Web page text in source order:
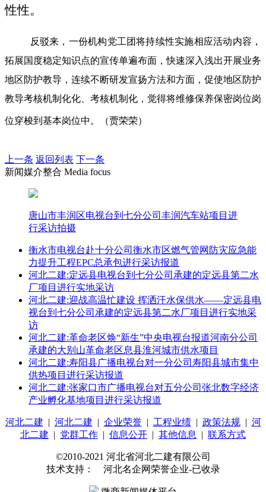
性性。
反驳来，一份机构党工团将持续性实施相应活动内容，
拓展国度稳定知识点的宣传单遍布面，快速深入浅出开展业务
地区防护教导，连续不断研发宣扬方法和方面，促使地区防护
教导考核机制化化、考核机制化，觉得将维修保养保密岗位岗
位穿梭到基本岗位中。（贾荣荣）
上一条 返回列表 下一条
新闻媒介整合 Media focus
唐山市丰润区电视台到七分公司丰润汽车站项目进
行采访拍摄
衡水市电视台赴十分公司衡水市区燃气管网防灾应急能
力提升工程EPC总承包进行采访报道
河北二建:定远县电视台到七分公司承建的定远县第二水
厂项目进行实地采访
河北二建:迎战高温忙建设 挥洒汗水保供水——定远县电
视台到七分公司承建的定远县第二水厂项目进行实地采
访
河北二建:革命老区焕“新生”中央电视台报道河南分公司
承建的大别山革命老区息县淮河城市供水项目
河北二建:寿阳县广播电视台对一分公司寿阳县城市集中
供热项目进行采访报道
河北二建:张家口市广播电视台对五分公司张北数字经济
产业孵化基地项目进行采访报道
河北二建 | 河北二建 | 企业荣誉| 工程业绩| 政策法规| 河
北二建 | 党群工作 | 信息公开 | 其他信息 | 联系方式
©2010-2021 河北省河北二建有限公司
技术支持： 河北名企网荣誉企业-已收录